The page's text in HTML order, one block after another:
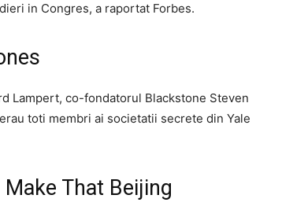
in Congres, a raportat Forbes.
Lampert, co-fondatorul Blackstone Steven
toti membri ai societatii secrete din Yale
That Beijing